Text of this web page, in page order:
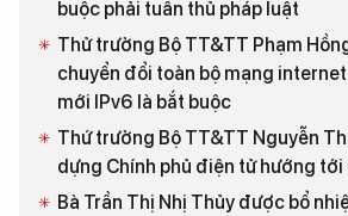
buộc phải tuân thủ pháp luật
Thử trưởng Bộ TT&TT Phạm
chuyển đổi toàn bộ mạng
mới IPv6 là bắt buộc
Thứ trưởng Bộ TT&TT Nguyễn
dựng Chính phủ điện tử hướng tới
Bà Trần Thị Nhị Thủy được bổ